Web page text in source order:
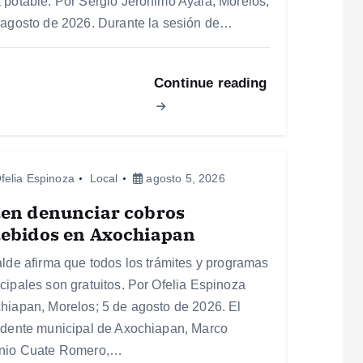
de 2026. Durante la sesión de…
Continue reading
Espinoza Local agosto 5, 2026
denunciar cobros
en Axochiapan
afirma que todos los trámites y programas
son gratuitos. Por Ofelia Espinoza
Morelos; 5 de agosto de 2026. El
municipal de Axochiapan, Marco
Cuate Romero,…